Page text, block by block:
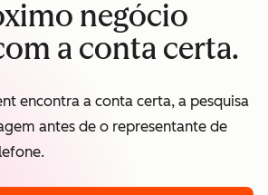
negócio
a conta certa.
encontra a conta certa, a pesquisa
antes de o representante de